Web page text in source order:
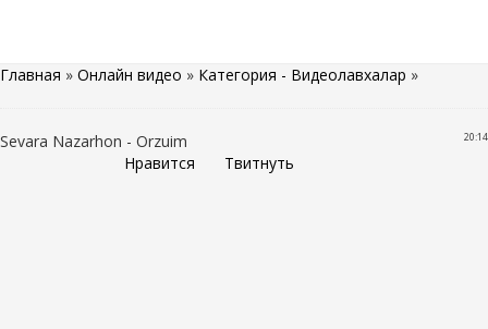
Главная » Онлайн видео » Категория - Видеолавхалар »
20:14
Sevara Nazarhon - Orzuim
Нравится
Твитнуть